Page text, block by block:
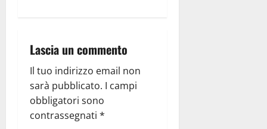
Lascia un commento
Il tuo indirizzo email non
sarà pubblicato. I campi
obbligatori sono
contrassegnati *